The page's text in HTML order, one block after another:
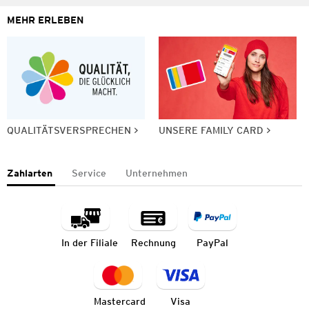
MEHR ERLEBEN
QUALITÄTSVERSPRECHEN UNSERE FAMILY CARD
Zahlarten Service Unternehmen
In der Filiale Rechnung PayPal
Mastercard Visa